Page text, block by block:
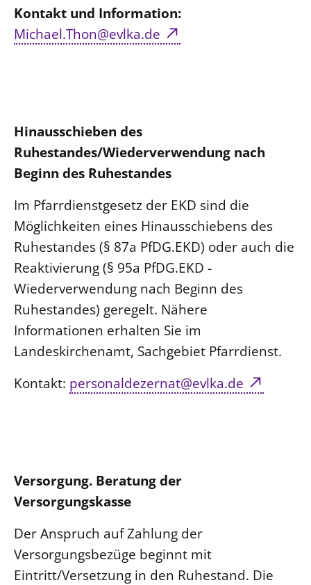
Kontakt und Information:
Michael.Thon@evlka.de
Hinausschieben des
Ruhestandes/Wiederverwendung nach
Beginn des Ruhestandes
Im Pfarrdienstgesetz der EKD sind die
Möglichkeiten eines Hinausschiebens des
Ruhestandes (§ 87a PfDG.EKD) oder auch die
Reaktivierung (§ 95a PfDG.EKD -
Wiederverwendung nach Beginn des
Ruhestandes) geregelt. Nähere
Informationen erhalten Sie im
Landeskirchenamt, Sachgebiet Pfarrdienst.
Kontakt: personaldezernat@evlka.de
Versorgung. Beratung der
Versorgungskasse
Der Anspruch auf Zahlung der
Versorgungsbezüge beginnt mit
Eintritt/Versetzung in den Ruhestand. Die